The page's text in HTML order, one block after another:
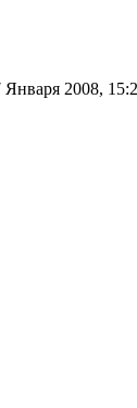
Января 2008,